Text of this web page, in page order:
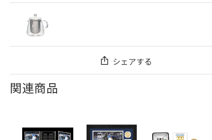
シェアする
関連商品